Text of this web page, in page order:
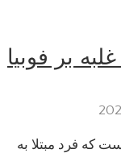
بر فوبیا
که فرد مبتلا به